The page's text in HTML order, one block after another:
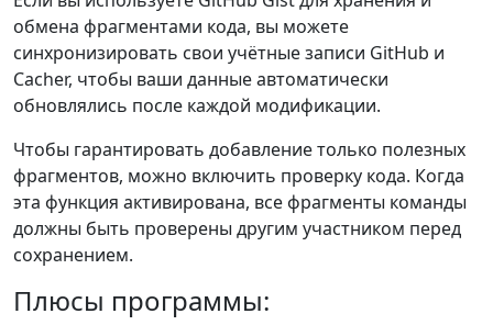
обмена фрагментами кода, вы можете
синхронизировать свои учётные записи GitHub и
Cacher, чтобы ваши данные автоматически
обновлялись после каждой модификации.
Чтобы гарантировать добавление только полезных
фрагментов, можно включить проверку кода. Когда
эта функция активирована, все фрагменты команды
должны быть проверены другим участником перед
сохранением.
Плюсы программы: